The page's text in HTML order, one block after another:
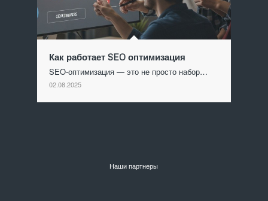
Как работает SEO оптимизация
SEO-оптимизация — это не просто набор…
02.08.2025
Наши партнеры